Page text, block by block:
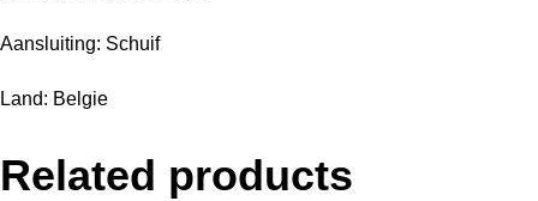
Aansluiting: Schuif
Land: Belgie
Related products